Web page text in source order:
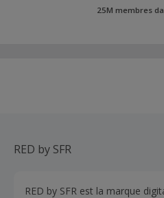
25M membres
RED by SFR
RED by SFR est la marque